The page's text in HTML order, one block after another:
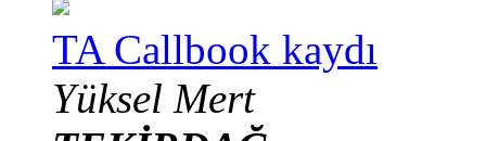
TA Callbook kaydı
Yüksel Mert